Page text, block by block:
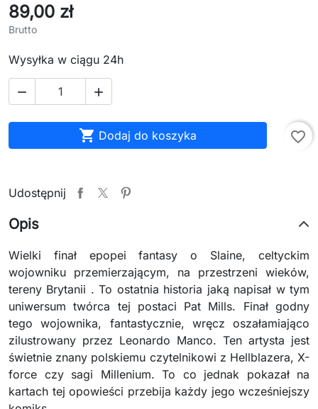
89,00 zł
Brutto
Wysyłka w ciągu 24h
 
 Dodaj do koszyka favorite_border
Udostępnij
Opis
Wielki finał epopei fantasy o Slaine, celtyckim
wojowniku przemierzającym, na przestrzeni wieków,
tereny Brytanii . To ostatnia historia jaką napisał w tym
uniwersum twórca tej postaci Pat Mills. Finał godny
tego wojownika, fantastycznie, wręcz oszałamiająco
zilustrowany przez Leonardo Manco. Ten artysta jest
świetnie znany polskiemu czytelnikowi z Hellblazera, X-
force czy sagi Millenium. To co jednak pokazał na
kartach tej opowieści przebija każdy jego wcześniejszy